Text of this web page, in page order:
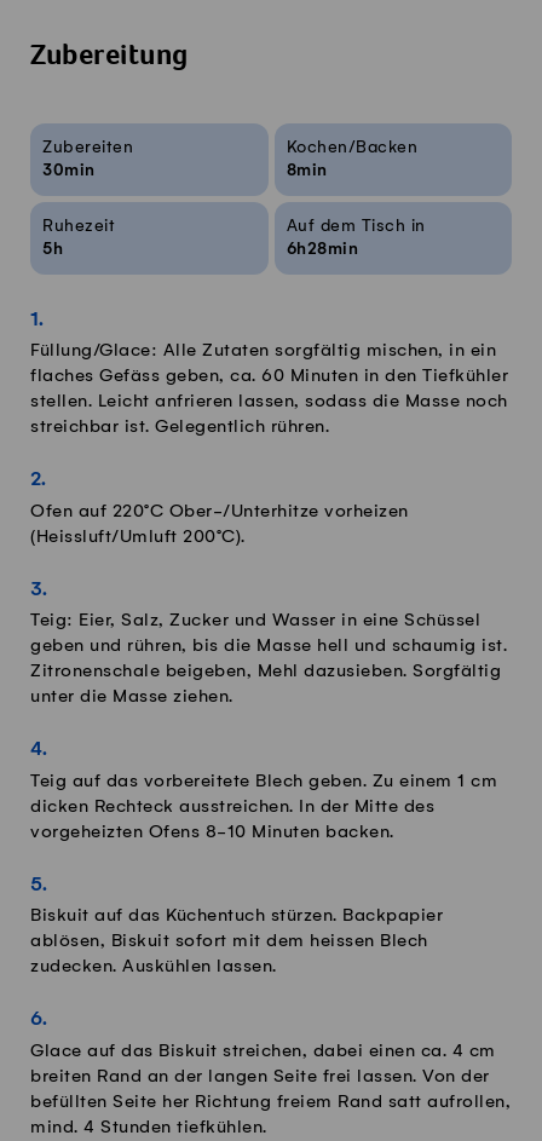
Zubereitung
Rezeptinfos
Zubereiten
30min
Kochen/Backen
8min
Ruhezeit
5h
Auf dem Tisch in
6h28min
Füllung/Glace: Alle Zutaten sorgfältig mischen, in ein
flaches Gefäss geben, ca. 60 Minuten in den Tiefkühler
stellen. Leicht anfrieren lassen, sodass die Masse noch
streichbar ist. Gelegentlich rühren.
Ofen auf 220°C Ober-/Unterhitze vorheizen
(Heissluft/Umluft 200°C).
Teig: Eier, Salz, Zucker und Wasser in eine Schüssel
geben und rühren, bis die Masse hell und schaumig ist.
Zitronenschale beigeben, Mehl dazusieben. Sorgfältig
unter die Masse ziehen.
Teig auf das vorbereitete Blech geben. Zu einem 1 cm
dicken Rechteck ausstreichen. In der Mitte des
vorgeheizten Ofens 8-10 Minuten backen.
Biskuit auf das Küchentuch stürzen. Backpapier
ablösen, Biskuit sofort mit dem heissen Blech
zudecken. Auskühlen lassen.
Glace auf das Biskuit streichen, dabei einen ca. 4 cm
breiten Rand an der langen Seite frei lassen. Von der
befüllten Seite her Richtung freiem Rand satt aufrollen,
mind. 4 Stunden tiefkühlen.